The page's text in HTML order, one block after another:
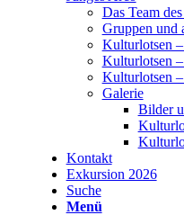
Das Team
Gruppen und
Kulturlotsen
Kulturlotsen
Kulturlotsen
Galerie
Bilder
Kontakt
Exkursion 2026
Suche
Menü